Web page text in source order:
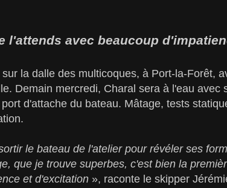
l'attends avec beaucoup
la dalle des multicoques, à Port-la-Forêt,
Demain mercredi, Charal sera à l'eau avec
d'attache du bateau. Mâtage, tests
le bateau de l'atelier pour révéler ses
que je trouve superbes, c'est bien la
et d'excitation », raconte le skipper